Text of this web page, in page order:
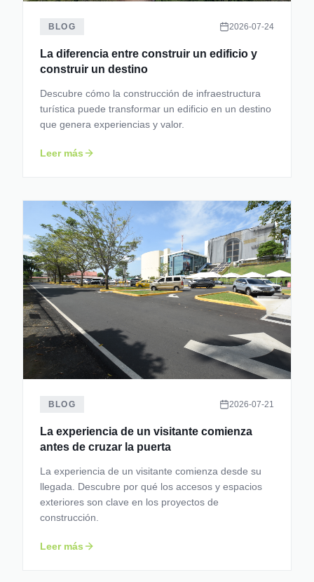
BLOG 2026-07-24
La diferencia entre construir un edificio y
construir un destino
Descubre cómo la construcción de infraestructura
turística puede transformar un edificio en un destino
que genera experiencias y valor.
Leer más
BLOG 2026-07-21
La experiencia de un visitante comienza
antes de cruzar la puerta
La experiencia de un visitante comienza desde su
llegada. Descubre por qué los accesos y espacios
exteriores son clave en los proyectos de
construcción.
Leer más